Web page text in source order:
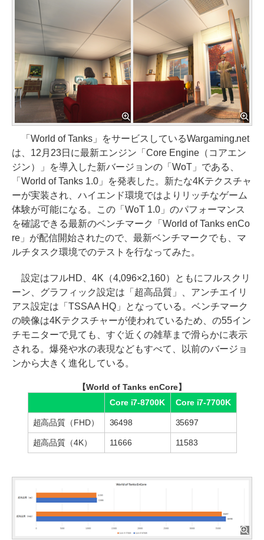
「World of Tanks」をサービスしているWargaming.net
は、12月23日に最新エンジン「Core Engine（コアエン
ジン）」を導入した新バージョンの「WoT」である、
「World of Tanks 1.0」を発表した。新たな4Kテクスチャ
ーが実装され、ハイエンド環境ではよりリッチなゲーム
体験が可能になる。この「WoT 1.0」のパフォーマンス
を確認できる最新のベンチマーク「World of Tanks enCo
re」が配信開始されたので、最新ベンチマークでも、マ
ルチタスク環境でのテストを行なってみた。
設定はフルHD、4K（4,096×2,160）ともにフルスクリ
ーン、グラフィック設定は「超高品質」、アンチエイリ
アス設定は「TSSAA HQ」となっている。ベンチマーク
の映像は4Kテクスチャーが使われているため、の55イン
チモニターで見ても、すぐ近くの雑草まで滑らかに表示
される。爆発や水の表現などもすべて、以前のバージョ
ンから大きく進化している。
【World of Tanks enCore】
Core i7-8700K
Core i7-7700K
超高品質（FHD） 36498 35697
超高品質（4K） 11666 11583